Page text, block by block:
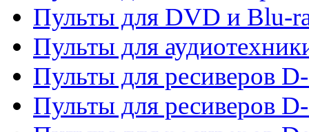
Пульты для DVD и Blu-
Пульты для
Пульты для ресиверов
Пульты для ресиверов